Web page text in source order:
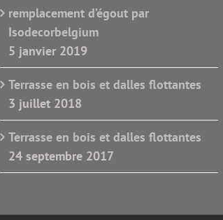
remplacement d’égout par
Isodecorbelgium
5 janvier 2019
Terrasse en bois et dalles flottantes
3 juillet 2018
Terrasse en bois et dalles flottantes
24 septembre 2017